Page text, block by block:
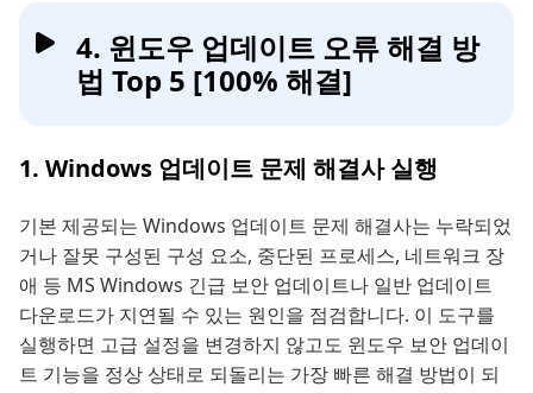
4. 윈도우 업데이트 오류 해결 방
법 Top 5 [100% 해결]
1. Windows 업데이트 문제 해결사 실행
기본 제공되는 Windows 업데이트 문제 해결사는 누락되었
거나 잘못 구성된 구성 요소, 중단된 프로세스, 네트워크 장
애 등 MS Windows 긴급 보안 업데이트나 일반 업데이트
다운로드가 지연될 수 있는 원인을 점검합니다. 이 도구를
실행하면 고급 설정을 변경하지 않고도 윈도우 보안 업데이
트 기능을 정상 상태로 되돌리는 가장 빠른 해결 방법이 되